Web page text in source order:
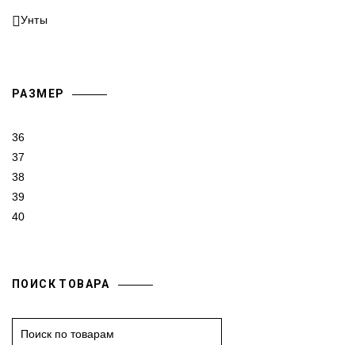
Унты
РАЗМЕР
36
37
38
39
40
ПОИСК ТОВАРА